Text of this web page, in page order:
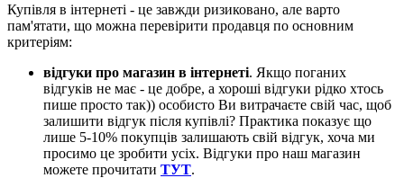
Купівля в інтернеті - це завжди ризиковано, але варто
пам'ятати, що можна перевірити продавця по основним
критеріям:
відгуки про магазин в інтернеті. Якщо поганих
відгуків не має - це добре, а хороші відгуки рідко хтось
пише просто так)) особисто Ви витрачаєте свій час, щоб
залишити відгук після купівлі? Практика показує що
лише 5-10% покупців залишають свій відгук, хоча ми
просимо це зробити усіх. Відгуки про наш магазин
можете прочитати ТУТ.